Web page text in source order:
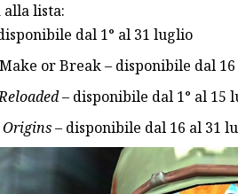
alla lista:
dal 1° al 31 luglio
or Break – disponibile dal
– disponibile dal 1° al 15
– disponibile dal 16 al 31